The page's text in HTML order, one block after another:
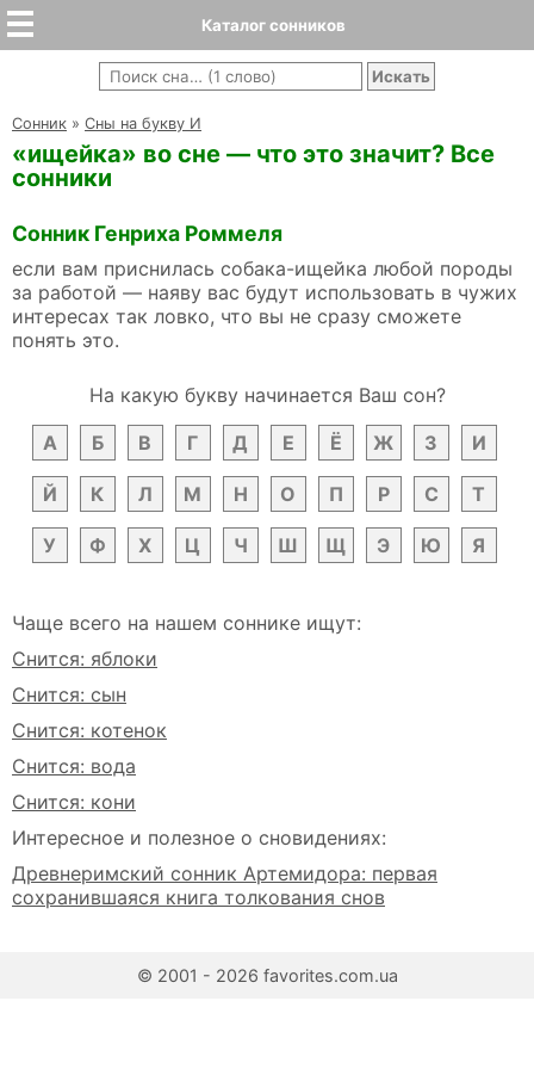
Каталог сонников
Cонник » Сны на букву И
«ищейка» во сне — что это значит? Все
сонники
Сонник Генриха Роммеля
если вам приснилась собака-ищейка любой породы
за работой — наяву вас будут использовать в чужих
интересах так ловко, что вы не сразу сможете
понять это.
На какую букву начинается Ваш сон?
А
Б В Г Д Е Ё Ж З И
Й К Л М Н О П Р С Т
У Ф Х Ц Ч Ш Щ Э Ю Я
Чаще всего на нашем соннике ищут:
Снится: яблоки
Снится: сын
Снится: котенок
Снится: вода
Снится: кони
Интересное и полезное о сновидениях:
Древнеримский сонник Артемидора: первая
сохранившаяся книга толкования снов
© 2001 - 2026 favorites.com.ua